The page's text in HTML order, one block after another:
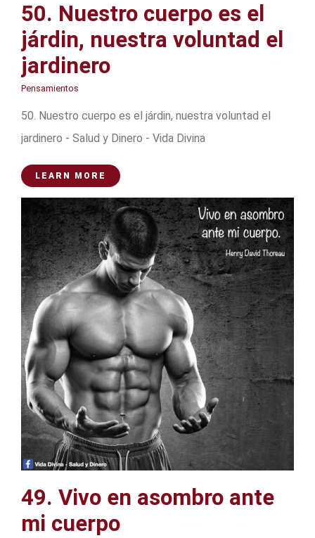
50. Nuestro cuerpo es el
járdin, nuestra voluntad el
jardinero
Pensamientos
50. Nuestro cuerpo es el járdin, nuestra voluntad el
jardinero - Salud y Dinero - Vida Divina
LEARN MORE
49. Vivo en asombro ante
mi cuerpo